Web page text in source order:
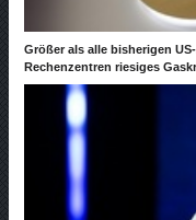
Größer als alle bisherigen
Rechenzentren riesiges